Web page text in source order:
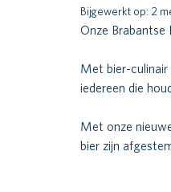
Bijgewerkt op: 2
Onze Brabantse
Met bier-culinair
iedereen die
Met onze
bier zijn